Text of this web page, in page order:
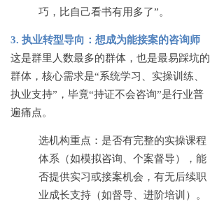
巧，比自己看书有用多了”。
3. 执业转型导向：想成为能接案的咨询师
这是群里人数最多的群体，也是最易踩坑的
群体，核心需求是“系统学习、实操训练、
执业支持”，毕竟“持证不会咨询”是行业普
遍痛点。
选机构重点：是否有完整的实操课程
体系（如模拟咨询、个案督导），能
否提供实习或接案机会，有无后续职
业成长支持（如督导、进阶培训）。